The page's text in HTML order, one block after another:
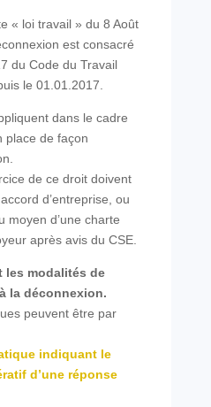
« loi travail » du 8 Août
est consacré
du Code du Travail
le 01.01.2017.
dans le cadre
place de façon
de ce droit doivent
d’entreprise, ou
moyen d’une charte
après avis du CSE.
les modalités de
la déconnexion.
peuvent être par
indiquant le
d’une réponse